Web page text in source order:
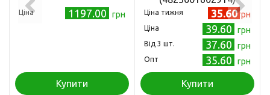
Ціна 1197.00 грн
Купити
Ціна тижня 35.60грн
Ціна 39.60 грн
Від 3 шт. 37.60 грн
Опт 35.60 грн
Купити